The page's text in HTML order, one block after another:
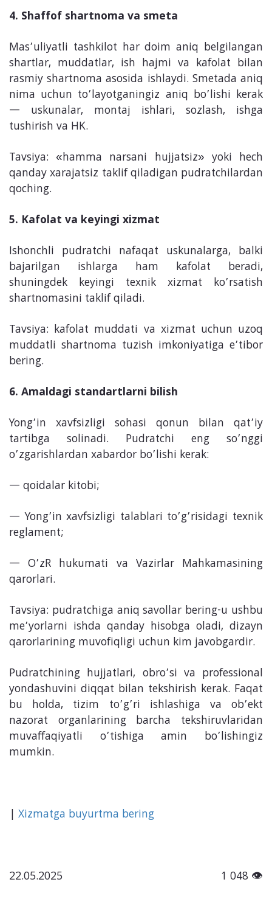
4. Shaffof shartnoma va smeta
Mas’uliyatli tashkilot har doim aniq belgilangan
shartlar, muddatlar, ish hajmi va kafolat bilan
rasmiy shartnoma asosida ishlaydi. Smetada aniq
nima uchun to’layotganingiz aniq bo’lishi kerak
— uskunalar, montaj ishlari, sozlash, ishga
tushirish va HK.
Tavsiya: «hamma narsani hujjatsiz» yoki hech
qanday xarajatsiz taklif qiladigan pudratchilardan
qoching.
5. Kafolat va keyingi xizmat
Ishonchli pudratchi nafaqat uskunalarga, balki
bajarilgan ishlarga ham kafolat beradi,
shuningdek keyingi texnik xizmat ko’rsatish
shartnomasini taklif qiladi.
Tavsiya: kafolat muddati va xizmat uchun uzoq
muddatli shartnoma tuzish imkoniyatiga e’tibor
bering.
6. Amaldagi standartlarni bilish
Yong’in xavfsizligi sohasi qonun bilan qat’iy
tartibga solinadi. Pudratchi eng so’nggi
o’zgarishlardan xabardor bo’lishi kerak:
qoidalar kitobi;
Yong’in xavfsizligi talablari to’g’risidagi texnik
reglament;
O’zR hukumati va Vazirlar Mahkamasining
qarorlari.
Tavsiya: pudratchiga aniq savollar bering-u ushbu
me’yorlarni ishda qanday hisobga oladi, dizayn
qarorlarining muvofiqligi uchun kim javobgardir.
Pudratchining hujjatlari, obro’si va professional
yondashuvini diqqat bilan tekshirish kerak. Faqat
bu holda, tizim to’g’ri ishlashiga va ob’ekt
nazorat organlarining barcha tekshiruvlaridan
muvaffaqiyatli o’tishiga amin bo’lishingiz
mumkin.
| Xizmatga buyurtma bering
22.05.2025 1 048 👁